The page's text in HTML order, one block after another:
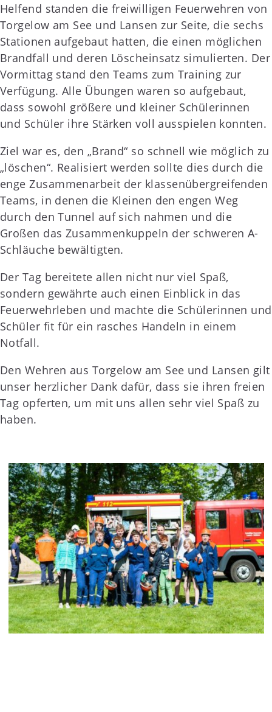
Helfend standen die freiwilligen Feuerwehren von
Torgelow am See und Lansen zur Seite, die sechs
Stationen aufgebaut hatten, die einen möglichen
Brandfall und deren Löscheinsatz simulierten. Der
Vormittag stand den Teams zum Training zur
Verfügung. Alle Übungen waren so aufgebaut,
dass sowohl größere und kleiner Schülerinnen
und Schüler ihre Stärken voll ausspielen konnten.
Ziel war es, den „Brand“ so schnell wie möglich zu
„löschen“. Realisiert werden sollte dies durch die
enge Zusammenarbeit der klassenübergreifenden
Teams, in denen die Kleinen den engen Weg
durch den Tunnel auf sich nahmen und die
Großen das Zusammenkuppeln der schweren A-
Schläuche bewältigten.
Der Tag bereitete allen nicht nur viel Spaß,
sondern gewährte auch einen Einblick in das
Feuerwehrleben und machte die Schülerinnen und
Schüler fit für ein rasches Handeln in einem
Notfall.
Den Wehren aus Torgelow am See und Lansen gilt
unser herzlicher Dank dafür, dass sie ihren freien
Tag opferten, um mit uns allen sehr viel Spaß zu
haben.